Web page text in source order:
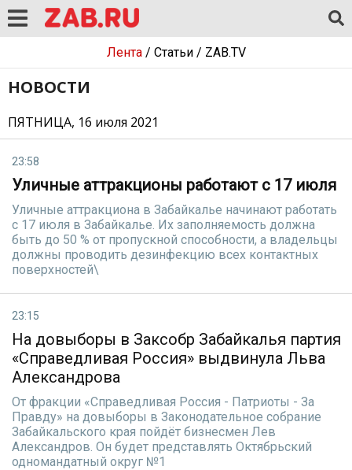
Лента/ Статьи/ ZAB.TV
НОВОСТИ
ПЯТНИЦА, 16 июля 2021
23:58
Уличные аттракционы работают с 17 июля
Уличные аттракциона в Забайкалье начинают работать
с 17 июля в Забайкалье. Их заполняемость должна
быть до 50 % от пропускной способности, а владельцы
должны проводить дезинфекцию всех контактных
поверхностей\
23:15
На довыборы в Заксобр Забайкалья партия
«Справедливая Россия» выдвинула Льва
Александрова
От фракции «Справедливая Россия - Патриоты - За
Правду» на довыборы в Законодательное собрание
Забайкальского края пойдёт бизнесмен Лев
Александров. Он будет представлять Октябрьский
одномандатный округ №1